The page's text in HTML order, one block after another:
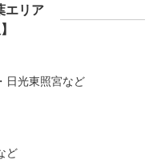
エリア
日光東照宮など
ど